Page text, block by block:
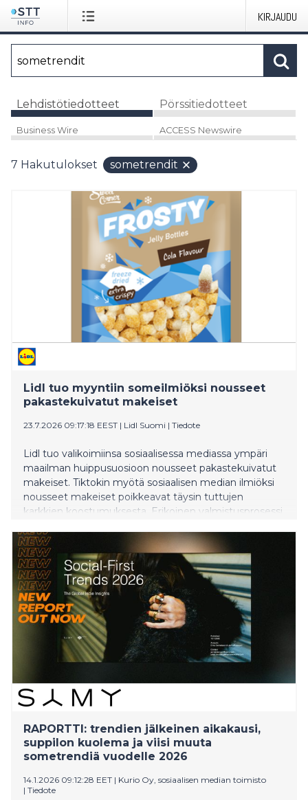
KIRJAUDU
Lehdistötiedotteet Pörssitiedotteet
Business Wire ACCESS Newswire
7 Hakutulokset sometrendit
Lidl tuo myyntiin someilmiöksi nousseet
pakastekuivatut makeiset
23.7.2026 09:17:18 EEST | Lidl Suomi | Tiedote
Lidl tuo valikoimiinsa sosiaalisessa mediassa ympäri
maailman huippusuosioon nousseet pakastekuivatut
makeiset. Tiktokin myötä sosiaalisen median ilmiöksi
nousseet makeiset poikkeavat täysin tuttujen
karkkien koostumuksesta. Erikoinen valmistusprosessi
Pakastekuivattuja makeisia on saatavilla ensimmäistä
kertaa kaikista Lidleistä Hangosta Sodankylään
torstaista 23.7. alkaen.
RAPORTTI: trendien jälkeinen aikakausi,
suppilon kuolema ja viisi muuta
sometrendiä vuodelle 2026
14.1.2026 09:12:28 EET | Kurio Oy, sosiaalisen median toimisto
| Tiedote